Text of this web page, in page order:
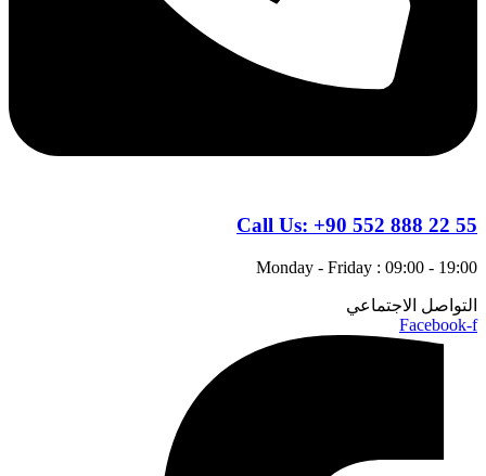
Call Us: +90 552 888 22 55
Monday - Friday : 09:00 - 19:00
التواصل الاجتماعي
Facebook-f